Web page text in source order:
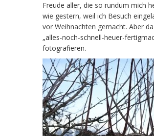
Freude aller, die so rundum mich
wie gestern, weil ich Besuch
vor Weihnachten gemacht. Aber
„alles-noch-schnell-heuer-
fotografieren.